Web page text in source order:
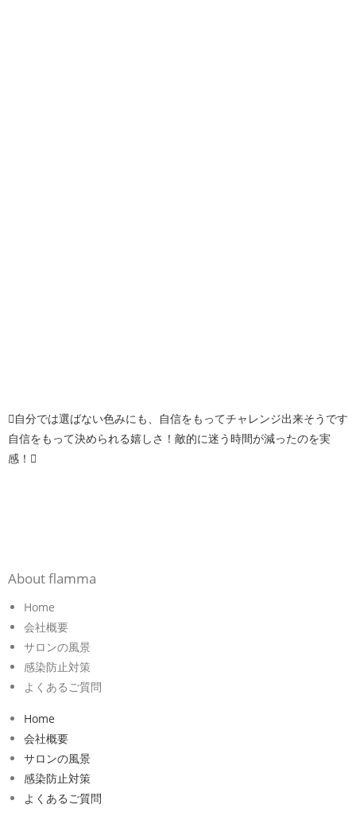
自分では選ばない色みにも、自信をもってチャレンジ出来そうです
自信をもって決められる嬉しさ！敵的に迷う時間が減ったのを実
感！
About flamma
Home
会社概要
サロンの風景
感染防止対策
よくあるご質問
Home
会社概要
サロンの風景
感染防止対策
よくあるご質問